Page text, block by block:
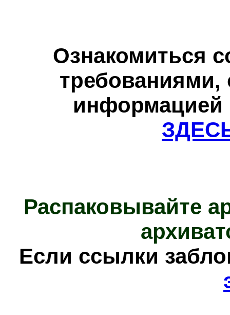
Ознакомиться
требованиями,
информацией
Распаковывайте
Если ссылки